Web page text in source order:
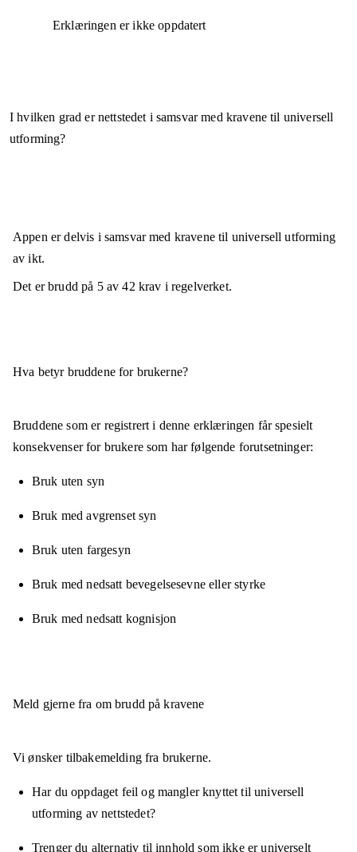
Erklæringen er ikke oppdatert
I hvilken grad er nettstedet i samsvar med kravene til universell
utforming?
Appen erdelvis i samsvarmed kravene til universell utforming
av ikt.
Det er brudd på 5av42krav i regelverket.
Hva betyr bruddene for brukerne?
Bruddene som er registrert i denne erklæringen får spesielt
konsekvenser for brukere som har følgende forutsetninger:
Bruk uten syn
Bruk med avgrenset syn
Bruk uten fargesyn
Bruk med nedsatt bevegelsesevne eller styrke
Bruk med nedsatt kognisjon
Meld gjerne fra om brudd på kravene
Vi ønsker tilbakemelding fra brukerne.
Har du oppdaget feil og mangler knyttet til universell
utforming av nettstedet?
Trenger du alternativ til innhold som ikke er universelt